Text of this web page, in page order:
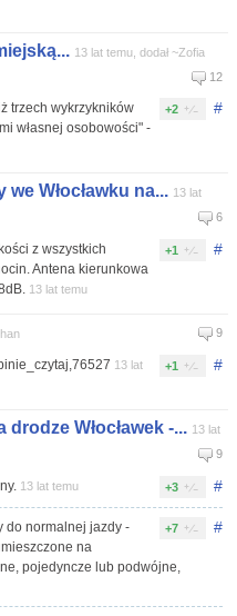
13 lat temu, dodał ~Zofia
12
#
+2
trzech wykrzykników
własnej osobowości" -
Włocławku na... 13 lat
6
#
+1
z wszystkich
Antena kierunkowa
13 lat temu
9
#
+1
13 lat
Włocławek -... 13 lat
9
#
+3
13 lat temu
#
+7
do normalnej jazdy -
na
pojedyncze lub podwójne,